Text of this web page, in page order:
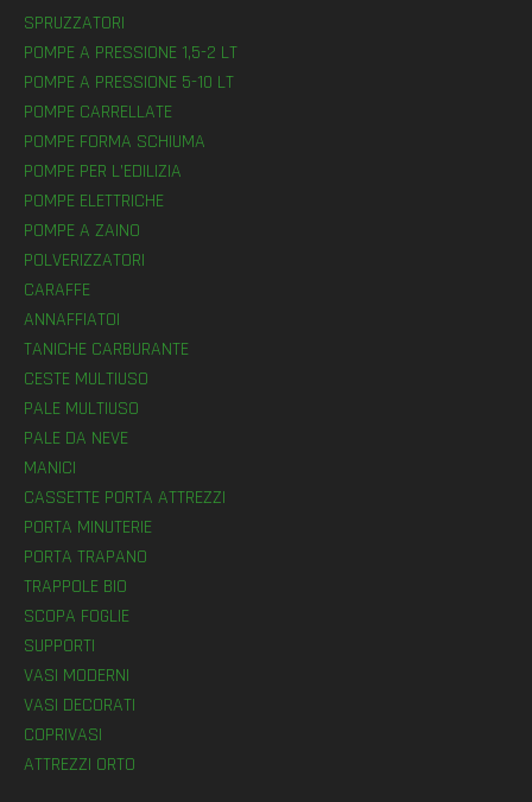
SPRUZZATORI
POMPE A PRESSIONE 1,5-2 LT
POMPE A PRESSIONE 5-10 LT
POMPE CARRELLATE
POMPE FORMA SCHIUMA
POMPE PER L’EDILIZIA
POMPE ELETTRICHE
POMPE A ZAINO
POLVERIZZATORI
CARAFFE
ANNAFFIATOI
TANICHE CARBURANTE
CESTE MULTIUSO
PALE MULTIUSO
PALE DA NEVE
MANICI
CASSETTE PORTA ATTREZZI
PORTA MINUTERIE
PORTA TRAPANO
TRAPPOLE BIO
SCOPA FOGLIE
SUPPORTI
VASI MODERNI
VASI DECORATI
COPRIVASI
ATTREZZI ORTO